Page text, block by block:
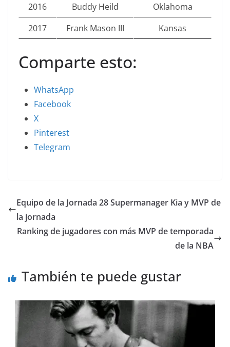
2016
Buddy Heild
Oklahoma
2017
Frank Mason III Kansas
Comparte esto:
WhatsApp
Facebook
X
Pinterest
Telegram
Equipo de la Jornada 28 Supermanager Kia y MVP de
la jornada
Ranking de jugadores con más MVP de temporada
de la NBA
También te puede gustar